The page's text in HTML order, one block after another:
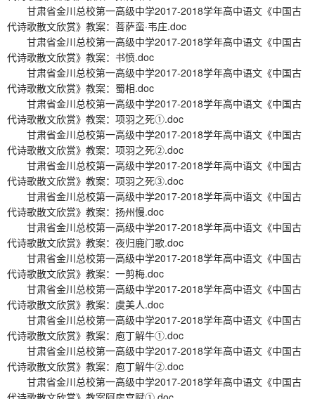
甘肃省金川总校第一高级中学2017-2018学年高中语文《中国古
代诗歌散文欣赏》教案：菩萨蛮·韦庄.doc
甘肃省金川总校第一高级中学2017-2018学年高中语文《中国古
代诗歌散文欣赏》教案：书愤.doc
甘肃省金川总校第一高级中学2017-2018学年高中语文《中国古
代诗歌散文欣赏》教案：蜀相.doc
甘肃省金川总校第一高级中学2017-2018学年高中语文《中国古
代诗歌散文欣赏》教案：项羽之死①.doc
甘肃省金川总校第一高级中学2017-2018学年高中语文《中国古
代诗歌散文欣赏》教案：项羽之死②.doc
甘肃省金川总校第一高级中学2017-2018学年高中语文《中国古
代诗歌散文欣赏》教案：项羽之死③.doc
甘肃省金川总校第一高级中学2017-2018学年高中语文《中国古
代诗歌散文欣赏》教案：扬州慢.doc
甘肃省金川总校第一高级中学2017-2018学年高中语文《中国古
代诗歌散文欣赏》教案：夜归鹿门歌.doc
甘肃省金川总校第一高级中学2017-2018学年高中语文《中国古
代诗歌散文欣赏》教案：一剪梅.doc
甘肃省金川总校第一高级中学2017-2018学年高中语文《中国古
代诗歌散文欣赏》教案：虞美人.doc
甘肃省金川总校第一高级中学2017-2018学年高中语文《中国古
代诗歌散文欣赏》教案：庖丁解牛①.doc
甘肃省金川总校第一高级中学2017-2018学年高中语文《中国古
代诗歌散文欣赏》教案：庖丁解牛②.doc
甘肃省金川总校第一高级中学2017-2018学年高中语文《中国古